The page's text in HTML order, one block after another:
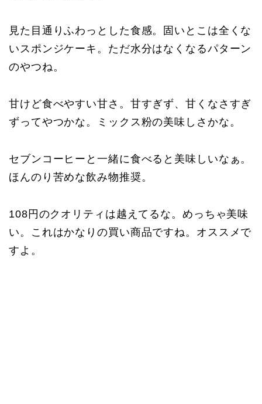
見た目通りふわっとした食感。固いとこは全くな
いスポンジケーキ。ただ水分はなくなるパターン
のやつね。
甘けど食べやすい甘さ。甘すぎず、甘くなさすぎ
ずってやつかな。ミックス粉の美味しさかな。
セブンコーヒーと一緒に食べると美味しいなぁ。
ほんのり苦めな飲み物推奨。
108円のクオリティは越えてるな。めっちゃ美味
い。これはかなりの買い商品ですね。オススメで
すよ。